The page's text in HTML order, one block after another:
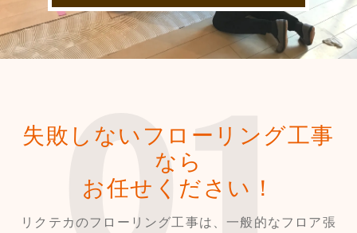
失敗しないフローリング工事
なら
お任せください！
リクテカのフローリング工事は、一般的なフロア張